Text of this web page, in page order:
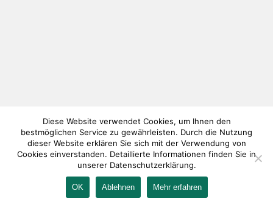
IMPRESSUM KONTAKT AGB DATENSCHUTZ
Diese Website verwendet Cookies, um Ihnen den
bestmöglichen Service zu gewährleisten. Durch die Nutzung
dieser Website erklären Sie sich mit der Verwendung von
Cookies einverstanden. Detaillierte Informationen finden Sie in
unserer Datenschutzerklärung.
OK Ablehnen Mehr erfahren